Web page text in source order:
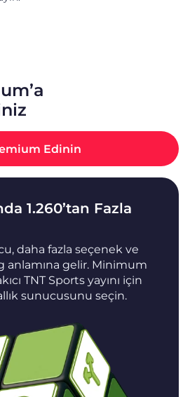
Edinin
1.260’tan Fazla
daha fazla seçenek ve
anlamına gelir. Minimum
TNT Sports yayını için
sunucusunu seçin.